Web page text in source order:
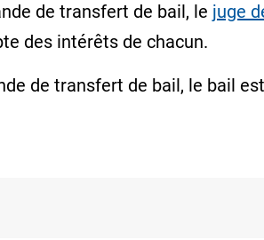
de transfert de bail, le juge
des intérêts de chacun.
de transfert de bail, le bail